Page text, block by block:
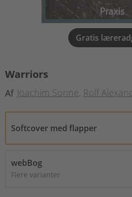
Gratis
Warriors
Af Joachim Sonne Rolf
Softcover med flapper
webBog
Flere varianter